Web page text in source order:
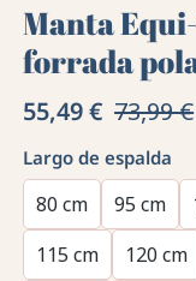
Manta
forrada
55,49 € 73,99 €
Largo de espalda
80 cm 95 cm
115 cm
120 cm